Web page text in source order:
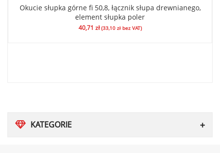
KATEGORIE
Okucie słupka górne fi 50,8, łącznik słupa drewnianego,
element słupka poler
40,71 zł (33,10 złbez VAT)